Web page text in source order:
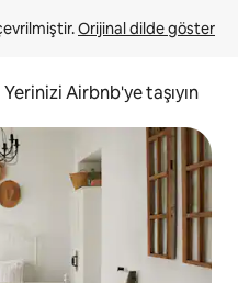
Orijinal dilde göster
Yerinizi Airbnb'ye taşıyın